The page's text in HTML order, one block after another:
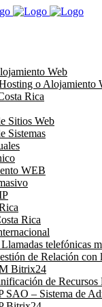
Web
o Alojamiento
Rica
Sitios Web
Sistemas
WEB
Rica
telefónicas
de Relación con
Bitrix24
de Recursos
SAO – Sistema de